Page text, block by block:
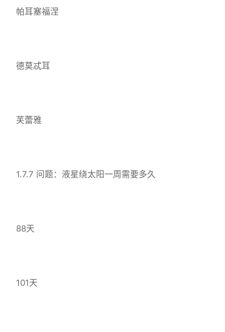
帕耳塞福涅
德莫忒耳
芙蕾雅
1.7.7 问题：液星绕太阳一周需要多久
88天
101天